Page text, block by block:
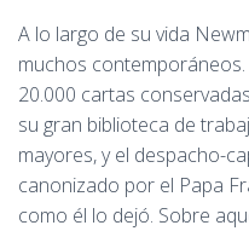
A lo largo de su vida
muchos
20.000 cartas
su gran biblioteca de
mayores, y el despacho-
canonizado por el Papa
como él lo dejó. Sobre